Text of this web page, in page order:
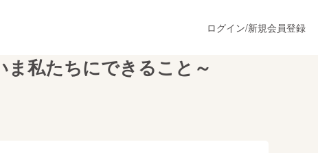
ログイン/新規会員登録
ま私たちにできること～